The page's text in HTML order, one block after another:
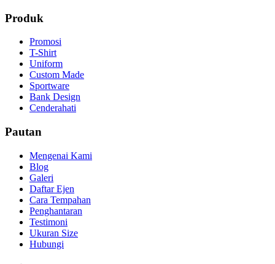
Produk
Promosi
T-Shirt
Uniform
Custom Made
Sportware
Bank Design
Cenderahati
Pautan
Mengenai Kami
Blog
Galeri
Daftar Ejen
Cara Tempahan
Penghantaran
Testimoni
Ukuran Size
Hubungi